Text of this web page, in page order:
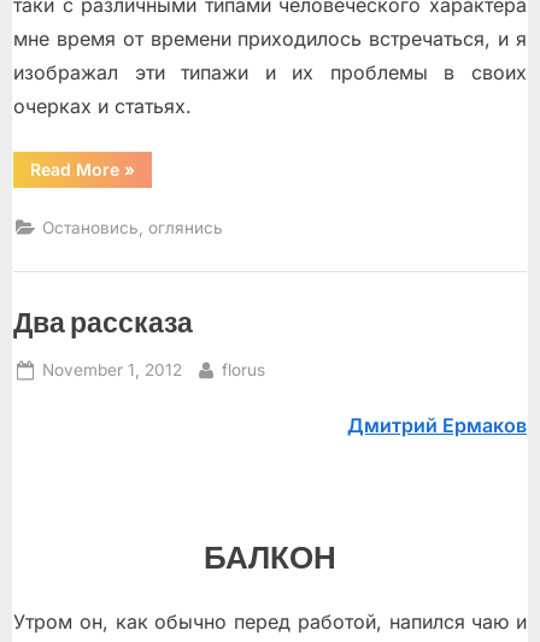
мне время от времени приходилось встречаться, и я
изображал эти типажи и их проблемы в своих
очерках и статьях.
Read More“Колька”
»
Остановись, оглянись
Два рассказа
Posted
November 1, 2012 By
florus
Дмитрий Ермаков
БАЛКОН
Утром он, как обычно перед работой, напился чаю и